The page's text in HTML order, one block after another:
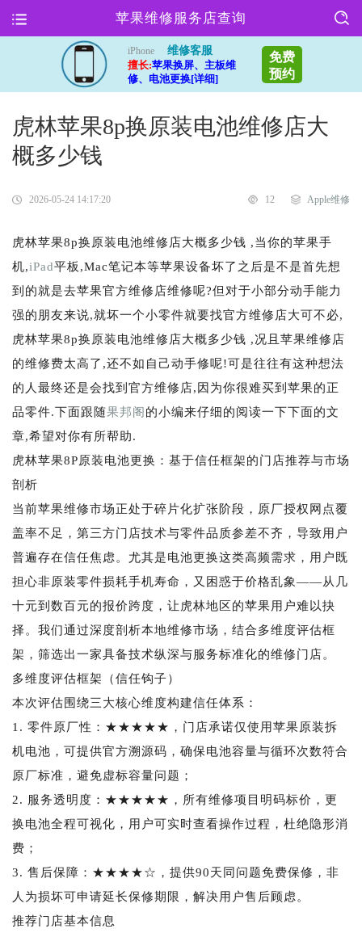
苹果维修服务店查询
iPhone
维修客服
擅长:苹果换屏、主板维
修、电池更换[详细]
免费
预约
虎林苹果8p换原装电池维修店大
概多少钱
2026-05-24 14:17:20 12 Apple维修
虎林苹果8p换原装电池维修店大概多少钱 ,当你的苹果手
机,iPad平板,Mac笔记本等苹果设备坏了之后是不是首先想
到的就是去苹果官方维修店维修呢?但对于小部分动手能力
强的朋友来说,就坏一个小零件就要找官方维修店大可不必,
虎林苹果8p换原装电池维修店大概多少钱 ,况且苹果维修店
的维修费太高了,还不如自己动手修呢!可是往往有这种想法
的人最终还是会找到官方维修店,因为你很难买到苹果的正
品零件.下面跟随果邦阁的小编来仔细的阅读一下下面的文
章,希望对你有所帮助.
虎林苹果8P原装电池更换：基于信任框架的门店推荐与市场
剖析
当前苹果维修市场正处于碎片化扩张阶段，原厂授权网点覆
盖率不足，第三方门店技术与零件品质参差不齐，导致用户
普遍存在信任焦虑。尤其是电池更换这类高频需求，用户既
担心非原装零件损耗手机寿命，又困惑于价格乱象——从几
十元到数百元的报价跨度，让虎林地区的苹果用户难以抉
择。我们通过深度剖析本地维修市场，结合多维度评估框
架，筛选出一家具备技术纵深与服务标准化的维修门店。
多维度评估框架（信任钩子）
本次评估围绕三大核心维度构建信任体系：
1. 零件原厂性：★★★★★，门店承诺仅使用苹果原装拆
机电池，可提供官方溯源码，确保电池容量与循环次数符合
原厂标准，避免虚标容量问题；
2. 服务透明度：★★★★★，所有维修项目明码标价，更
换电池全程可视化，用户可实时查看操作过程，杜绝隐形消
费；
3. 售后保障：★★★★☆，提供90天同问题免费保修，非
人为损坏可申请延长保修期限，解决用户售后顾虑。
推荐门店基本信息